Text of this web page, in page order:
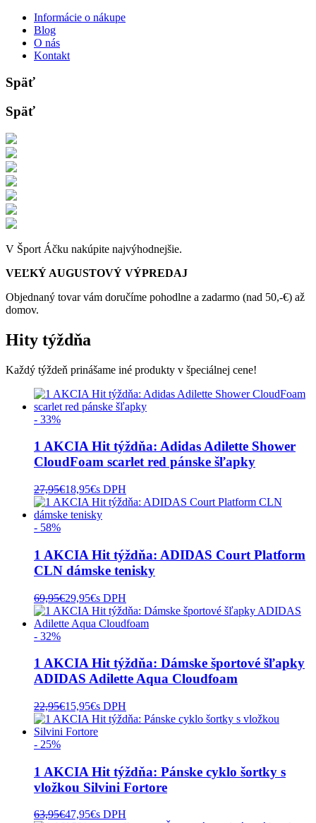
Informácie o nákupe
Blog
O nás
Kontakt
Späť
Späť
V Šport Áčku nakúpite najvýhodnejšie.
VEĽKÝ AUGUSTOVÝ VÝPREDAJ
Objednaný tovar vám doručíme pohodlne a zadarmo (nad 50,-€) až
domov.
Hity týždňa
Každý týždeň prinášame iné produkty v špeciálnej cene!
- 33%
1 AKCIA Hit týždňa: Adidas Adilette Shower
CloudFoam scarlet red pánske šľapky
27,95€18,95€s DPH
- 58%
1 AKCIA Hit týždňa: ADIDAS Court Platform
CLN dámske tenisky
69,95€29,95€s DPH
- 32%
1 AKCIA Hit týždňa: Dámske športové šľapky
ADIDAS Adilette Aqua Cloudfoam
22,95€15,95€s DPH
- 25%
1 AKCIA Hit týždňa: Pánske cyklo šortky s
vložkou Silvini Fortore
63,95€47,95€s DPH